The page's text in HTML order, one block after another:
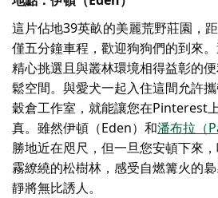
這片佔地39英畝的美麗荒野莊園，
僅五分鐘車程，歡迎狗狗們的到來。
精心挑選且與叢林環境相得益彰的
鬆空間。與愛犬一起入住這間允許
穀倉工作室，就能讓您在Pinterest
真。雖然伊頓（Eden）和潘布拉（
勝地近在咫尺，但一旦您安頓下來
霧繚繞的松樹林，感受自燃篝火的
靜將無比誘人。